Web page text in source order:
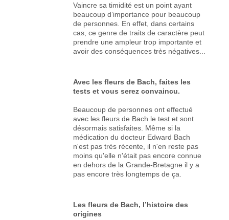
Vaincre sa timidité est un point ayant
beaucoup d’importance pour beaucoup
de personnes. En effet, dans certains
cas, ce genre de traits de caractère peut
prendre une ampleur trop importante et
avoir des conséquences très négatives...
Avec les fleurs de Bach, faites les
tests et vous serez convaincu.
Beaucoup de personnes ont effectué
avec les fleurs de Bach le test et sont
désormais satisfaites. Même si la
médication du docteur Edward Bach
n'est pas très récente, il n'en reste pas
moins qu'elle n'était pas encore connue
en dehors de la Grande-Bretagne il y a
pas encore très longtemps de ça.
Les fleurs de Bach, l’histoire des
origines